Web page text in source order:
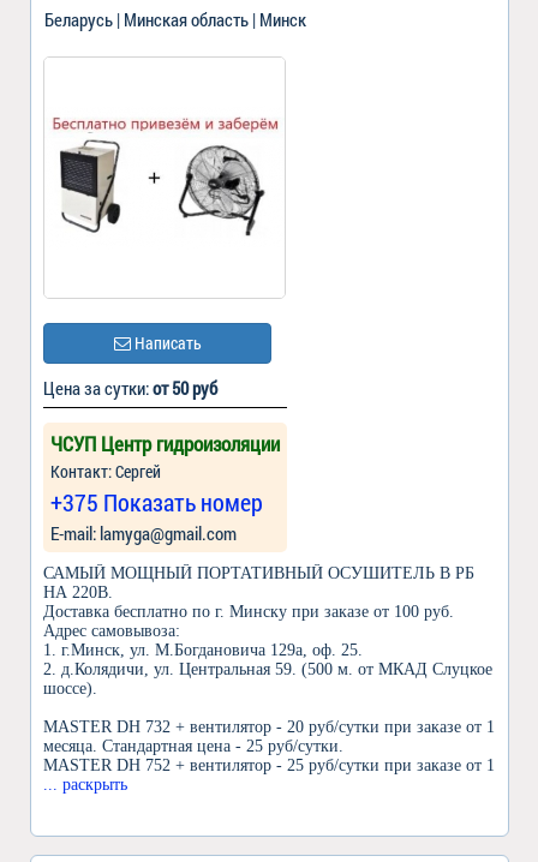
Беларусь | Минская область | Минск
Написать
Цена за сутки:от 50 руб
ЧСУП Центр гидроизоляции
Контакт: Сергей
+375 Показать номер
Е-mail: lamyga@gmail.com
САМЫЙ МОЩНЫЙ ПОРТАТИВНЫЙ ОСУШИТЕЛЬ В РБ
НА 220В.
Доставка бесплатно по г. Минску при заказе от 100 руб.
Адрес самовывоза:
1. г.Минск, ул. М.Богдановича 129а, оф. 25.
2. д.Колядичи, ул. Центральная 59. (500 м. от МКАД Слуцкое
шоссе).
MASTER DH 732 + вентилятор - 20 руб/сутки при заказе от 1
месяца. Стандартная цена - 25 руб/сутки.
MASTER DH 752 + вентилятор - 25 руб/сутки при заказе от 1
... раскрыть